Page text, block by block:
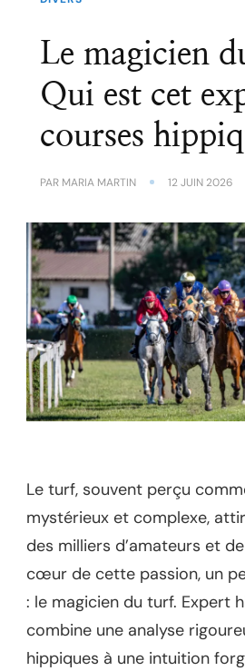
Le magicien
Qui est cet
courses
PAR MARIA MARTIN 12 JUIN 2026
Le turf, souvent perçu
mystérieux et complexe,
des milliers d’amateurs et
cœur de cette passion, un
: le magicien du turf. Expert
combine une analyse
hippiques à une intuition